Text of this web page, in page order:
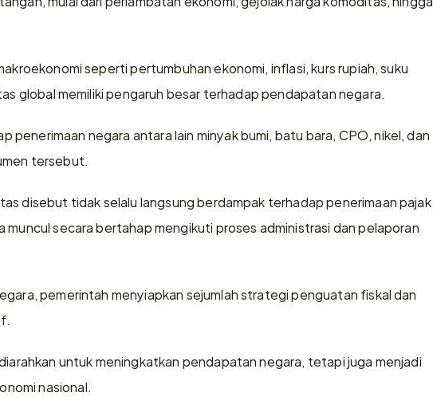
seperti pertumbuhan ekonomi, inflasi, kurs rupiah, suku
global memiliki pengaruh besar terhadap pendapatan negara.
penerimaan negara antara lain minyak bumi, batu bara, CPO, nikel, dan
tersebut.
disebut tidak selalu langsung berdampak terhadap penerimaan pajak
secara bertahap mengikuti proses administrasi dan pelaporan
pemerintah menyiapkan sejumlah strategi penguatan fiskal dan
untuk meningkatkan pendapatan negara, tetapi juga menjadi
nasional.